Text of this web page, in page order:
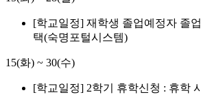
[학교일정] 재학생 졸업예정자 졸
택(숙명포털시스템)
15(화) ~ 30(수)
[학교일정] 2학기 휴학신청 : 휴학